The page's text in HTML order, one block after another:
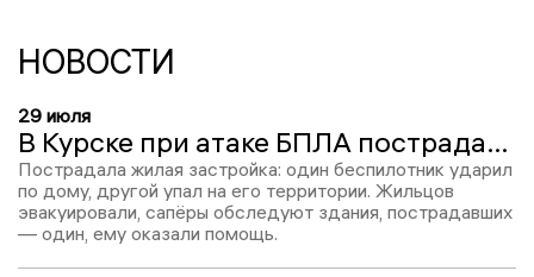
НОВОСТИ
29 июля
В Курске при атаке БПЛА пострадал 26-летний мужчина
Пострадала жилая застройка: один беспилотник ударил
по дому, другой упал на его территории. Жильцов
эвакуировали, сапёры обследуют здания, пострадавших
— один, ему оказали помощь.